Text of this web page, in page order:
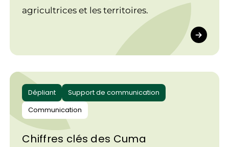
agricultrices et les territoires.
Dépliant
Support de communication
Communication
Chiffres clés des Cuma